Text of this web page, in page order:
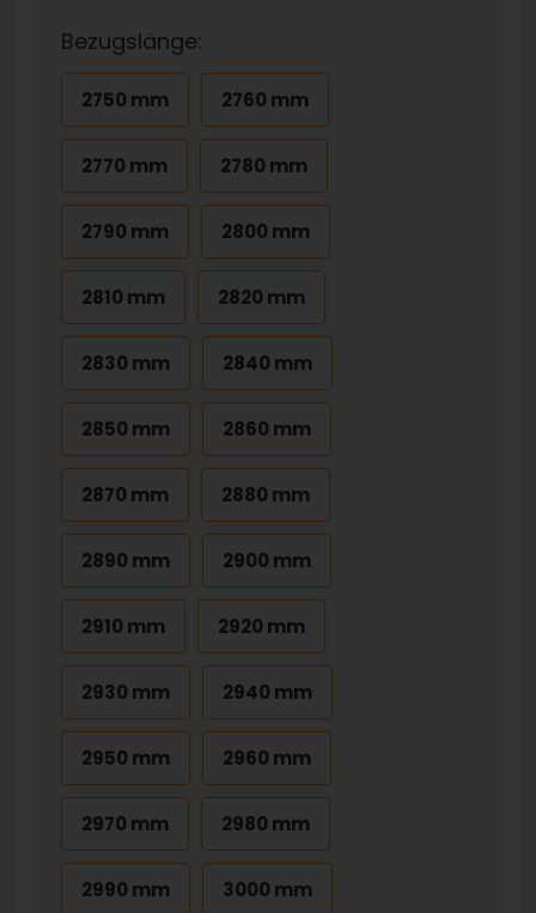
Bezugslänge:
2750 mm 2760 mm
2770 mm 2780 mm
2790 mm 2800 mm
2810 mm 2820 mm
2830 mm 2840 mm
2850 mm 2860 mm
2870 mm 2880 mm
2890 mm 2900 mm
2910 mm 2920 mm
2930 mm 2940 mm
2950 mm 2960 mm
2970 mm 2980 mm
2990 mm 3000 mm